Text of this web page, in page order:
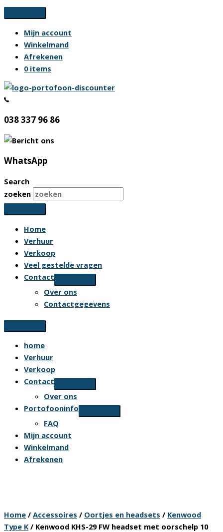
Ga
naar
inhoud
Mijn account
Winkelmand
Afrekenen
0 items
038 337 96 86
WhatsApp
Search
zoeken
Home
Verhuur
Verkoop
Veel gestelde vragen
Contact
Over ons
Contactgegevens
home
Verhuur
Verkoop
Contact
Over ons
Portofooninfo
FAQ
Mijn account
Winkelmand
Afrekenen
Home / Accessoires / Oortjes en headsets / Kenwood
Type K / Kenwood KHS-29 FW headset met oorschelp 10